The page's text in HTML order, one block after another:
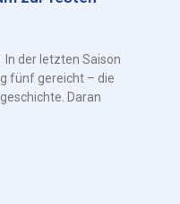
In der letzten Saison
fünf gereicht – die
Daran